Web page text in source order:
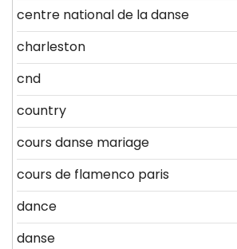
centre national de la danse
charleston
cnd
country
cours danse mariage
cours de flamenco paris
dance
danse